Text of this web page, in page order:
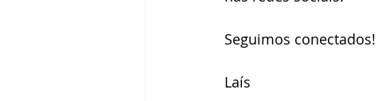
Seguimos conectados!
Laís